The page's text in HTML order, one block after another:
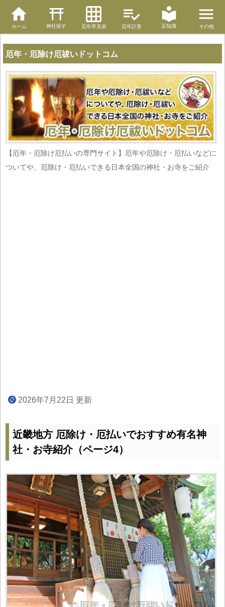
ホーム 神社探す 厄年早見表 厄年計算 豆知識 その他
厄年・厄除け厄祓いドットコム
【厄年・厄除け厄払いの専門サイト】厄年や厄除け・厄払いなどに
ついてや、厄除け・厄払いできる日本全国の神社・お寺をご紹介
2026年7月22日 更新
近畿地方 厄除け・厄払いでおすすめ有名神
社・お寺紹介（ページ4）